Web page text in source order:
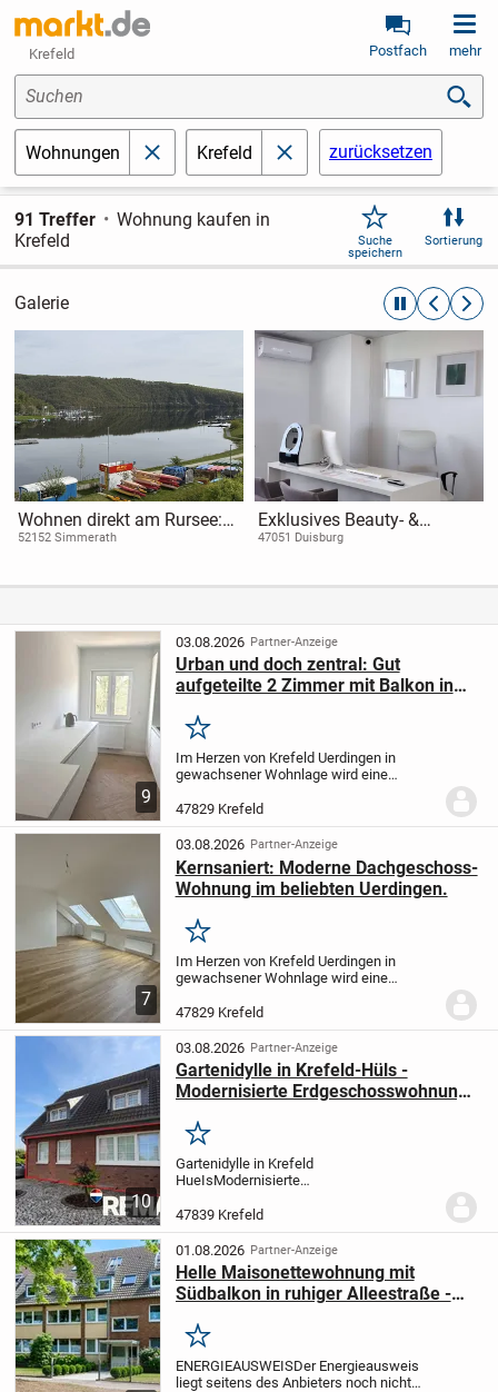
Krefeld Postfach mehr
Suchen
Wohnungen schließenKrefeld schließenzurücksetzen
91 Treffer
Wohnung kaufen in
Krefeld
Suche
speichern
Sortierung
Galerie automatische
Wohnen direkt am Rursee:
ein Appartement und ein
Woffelsbach
52152 Simmerath
Exklusives Beauty- &
Laserstudio in Duisburg
47051 Duisburg
9
03.08.2026 Partner-Anzeige
Urban und doch zentral: Gut
aufgeteilte 2 Zimmer mit Balkon in
Merken
Im Herzen von Krefeld Uerdingen in
gewachsener Wohnlage wird eine
auf den neuesten Standard
kernsaniert.Die hier angebotene Wohnung
im 1.Obergeschoss....
47829 Krefeld
7
03.08.2026 Partner-Anzeige
Kernsaniert: Moderne Dachgeschoss-
Wohnung im beliebten Uerdingen.
Merken
Im Herzen von Krefeld Uerdingen in
gewachsener Wohnlage wird eine
auf den neuesten Standard
kernsaniert.Die hier angebotene
Etagenwohnung (Wohneinheit 12)...
47829 Krefeld
10
03.08.2026 Partner-Anzeige
Gartenidylle in Krefeld-Hüls -
Modernisierte Erdgeschosswohnung
Merken
Gartenidylle in Krefeld
HueIsModernisierte
gepflegtem Zweifamilienhaus
Zuhause zum WohlfuehlenWohnen mit
HauscharakterEs gibt Immobilien, die
bereits...
47839 Krefeld
01.08.2026 Partner-Anzeige
Helle Maisonettewohnung mit
Südbalkon in ruhiger Alleestraße -
Kempener Feld
Merken
ENERGIEAUSWEISDer Energieausweis
liegt seitens des Anbieters noch nicht